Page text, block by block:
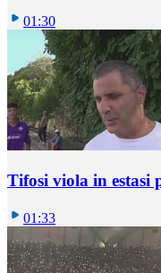
01:30
Tifosi viola in estasi
01:33